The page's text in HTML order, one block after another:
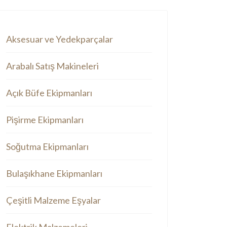
Aksesuar ve Yedekparçalar
Arabalı Satış Makineleri
Açık Büfe Ekipmanları
Pişirme Ekipmanları
Soğutma Ekipmanları
Bulaşıkhane Ekipmanları
Çeşitli Malzeme Eşyalar